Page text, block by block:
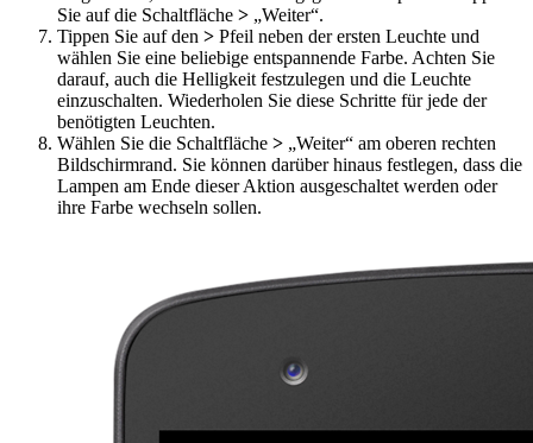
Sie auf die Schaltfläche > „Weiter“.
Tippen Sie auf den > Pfeil neben der ersten Leuchte und
wählen Sie eine beliebige entspannende Farbe. Achten Sie
darauf, auch die Helligkeit festzulegen und die Leuchte
einzuschalten. Wiederholen Sie diese Schritte für jede der
benötigten Leuchten.
Wählen Sie die Schaltfläche > „Weiter“ am oberen rechten
Bildschirmrand. Sie können darüber hinaus festlegen, dass die
Lampen am Ende dieser Aktion ausgeschaltet werden oder
ihre Farbe wechseln sollen.